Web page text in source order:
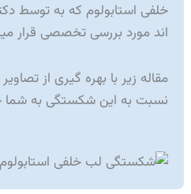
خلفی استابولوم که به توسط
اند مورد بررسی تخصصی قرار
مقاله زیر با بهره گیری از
نسبت به این شکستگی به شما